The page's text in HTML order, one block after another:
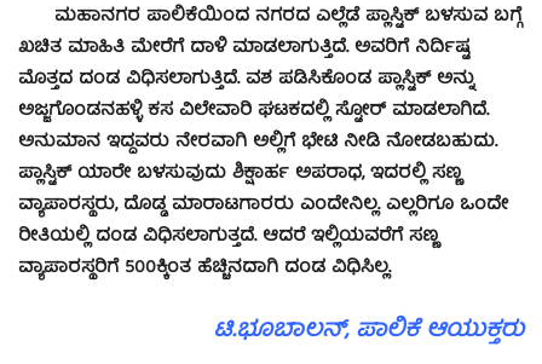
ಮಹಾನಗರ ಪಾಲಿಕೆಯಿಂದ ನಗರದ ಎಲ್ಲೆಡೆ ಪ್ಲಾಸ್ಟಿಕ್ ಬಳಸುವ ಬಗ್ಗೆ
ಖಚಿತ ಮಾಹಿತಿ ಮೇರೆಗೆ ದಾಳಿ ಮಾಡಲಾಗುತ್ತಿದೆ. ಅವರಿಗೆ ನಿರ್ದಿಷ್ಟ
ಮೊತ್ತದ ದಂಡ ವಿಧಿಸಲಾಗುತ್ತಿದೆ. ವಶ ಪಡಿಸಿಕೊಂಡ ಪ್ಲಾಸ್ಟಿಕ್ ಅನ್ನು
ಅಜ್ಜಗೊಂಡನಹಳ್ಳಿ ಕಸ ವಿಲೇವಾರಿ ಘಟಕದಲ್ಲಿ ಸ್ಟೋರ್ ಮಾಡಲಾಗಿದೆ.
ಅನುಮಾನ ಇದ್ದವರು ನೇರವಾಗಿ ಅಲ್ಲಿಗೆ ಭೇಟಿ ನೀಡಿ ನೋಡಬಹುದು.
ಪ್ಲಾಸ್ಟಿಕ್ ಯಾರೇ ಬಳಸುವುದು ಶಿಕ್ಷಾರ್ಹ ಅಪರಾಧ, ಇದರಲ್ಲಿ ಸಣ್ಣ
ವ್ಯಾಪಾರಸ್ಥರು, ದೊಡ್ಡ ಮಾರಾಟಗಾರರು ಎಂದೇನಿಲ್ಲ. ಎಲ್ಲರಿಗೂ ಒಂದೇ
ರೀತಿಯಲ್ಲಿ ದಂಡ ವಿಧಿಸಲಾಗುತ್ತದೆ. ಆದರೆ ಇಲ್ಲಿಯವರೆಗೆ ಸಣ್ಣ
ವ್ಯಾಪಾರಸ್ಥರಿಗೆ 500ಕ್ಕಿಂತ ಹೆಚ್ಚಿನದಾಗಿ ದಂಡ ವಿಧಿಸಿಲ್ಲ.
ಟಿ.ಭೂಬಾಲನ್, ಪಾಲಿಕೆ ಆಯುಕ್ತರು